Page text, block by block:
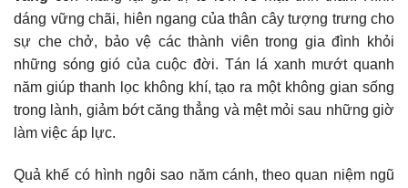
dáng vững chãi, hiên ngang của thân cây tượng trưng cho
sự che chở, bảo vệ các thành viên trong gia đình khỏi
những sóng gió của cuộc đời. Tán lá xanh mướt quanh
năm giúp thanh lọc không khí, tạo ra một không gian sống
trong lành, giảm bớt căng thẳng và mệt mỏi sau những giờ
làm việc áp lực.
Quả khế có hình ngôi sao năm cánh, theo quan niệm ngũ